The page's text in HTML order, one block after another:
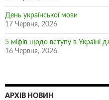
День української мови
17 Червня, 2026
5 міфів щодо вступу в Україні
16 Червня, 2026
АРХІВ НОВИН